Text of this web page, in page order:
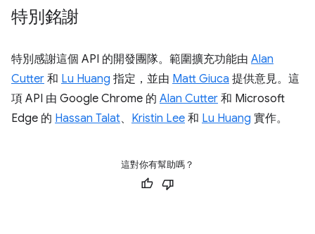
特別銘謝
特別感謝這個 API 的開發團隊。範圍擴充功能由 Alan
Cutter 和 Lu Huang 指定，並由 Matt Giuca 提供意見。這
項 API 由 Google Chrome 的 Alan Cutter 和 Microsoft
Edge 的 Hassan Talat、 Kristin Lee 和 Lu Huang 實作。
這對你有幫助嗎？